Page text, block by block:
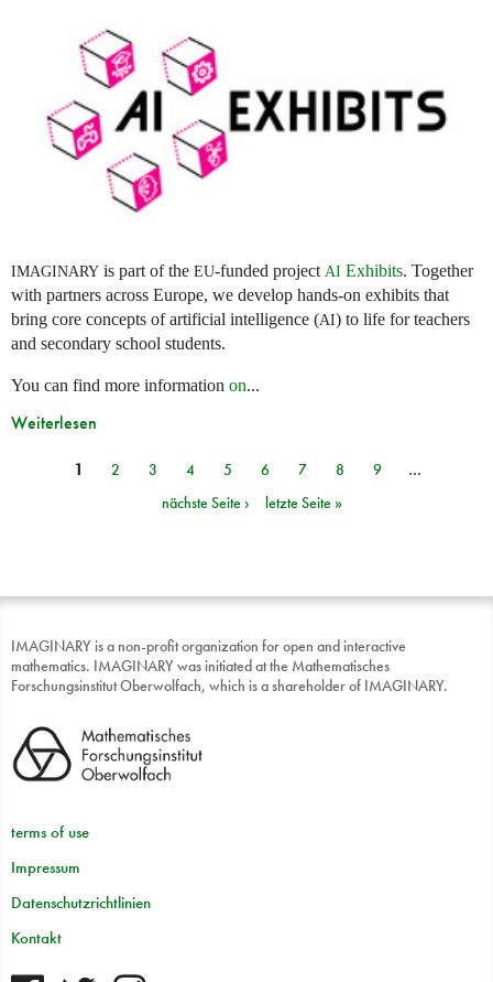
IMAGINARY is part of the EU-funded project AI Exhibits. Together
with partners across Europe, we develop hands-on exhibits that
bring core concepts of artificial intelligence (AI) to life for teachers
and secondary school students.
You can find more information on...
Weiterlesen
1 2 3 4 5 6 7 8 9
…
nächste Seite ›
letzte Seite »
IMAGINARY is a non-profit organization for open and interactive
mathematics. IMAGINARY was initiated at the Mathematisches
Forschungsinstitut Oberwolfach, which is a shareholder of IMAGINARY.
terms of use
Impressum
Datenschutzrichtlinien
Kontakt